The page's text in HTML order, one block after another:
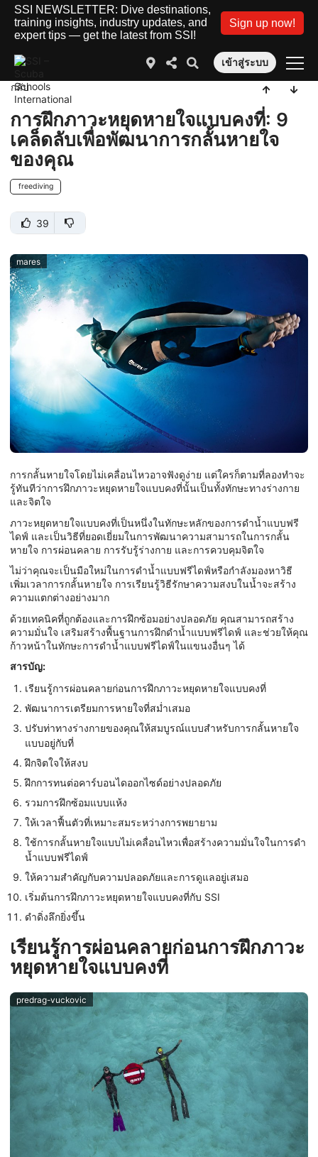
SSI NEWSLETTER: Dive destinations,
training insights, industry updates, and
expert tips — get the latest from SSI!
Sign up now!
เข้าสู่ระบบ
กลับ
การฝึกภาวะหยุดหายใจแบบคงที่: 9
เคล็ดลับเพื่อพัฒนาการกลั้นหายใจ
ของคุณ
freediving
39
mares
การกลั้นหายใจโดยไม่เคลื่อนไหวอาจฟังดูง่าย แต่ใครก็ตามที่ลองทำจะ
รู้ทันทีว่าการฝึกภาวะหยุดหายใจแบบคงที่นั้นเป็นทั้งทักษะทางร่างกาย
และจิตใจ
ภาวะหยุดหายใจแบบคงที่เป็นหนึ่งในทักษะหลักของการดำน้ำแบบฟรี
ไดฟ์ และเป็นวิธีที่ยอดเยี่ยมในการพัฒนาความสามารถในการกลั้น
หายใจ การผ่อนคลาย การรับรู้ร่างกาย และการควบคุมจิตใจ
ไม่ว่าคุณจะเป็นมือใหม่ในการดำน้ำแบบฟรีไดฟ์หรือกำลังมองหาวิธี
เพิ่มเวลาการกลั้นหายใจ การเรียนรู้วิธีรักษาความสงบในน้ำจะสร้าง
ความแตกต่างอย่างมาก
ด้วยเทคนิคที่ถูกต้องและการฝึกซ้อมอย่างปลอดภัย คุณสามารถสร้าง
ความมั่นใจ เสริมสร้างพื้นฐานการฝึกดำน้ำแบบฟรีไดฟ์ และช่วยให้คุณ
ก้าวหน้าในทักษะการดำน้ำแบบฟรีไดฟ์ในแขนงอื่นๆ ได้
สารบัญ:
เรียนรู้การผ่อนคลายก่อนการฝึกภาวะหยุดหายใจแบบคงที่
พัฒนาการเตรียมการหายใจที่สม่ำเสมอ
ปรับท่าทางร่างกายของคุณให้สมบูรณ์แบบสำหรับการกลั้นหายใจ
แบบอยู่กับที่
ฝึกจิตใจให้สงบ
ฝึกการทนต่อคาร์บอนไดออกไซด์อย่างปลอดภัย
รวมการฝึกซ้อมแบบแห้ง
ให้เวลาฟื้นตัวที่เหมาะสมระหว่างการพยายาม
ใช้การกลั้นหายใจแบบไม่เคลื่อนไหวเพื่อสร้างความมั่นใจในการดำ
น้ำแบบฟรีไดฟ์
ให้ความสำคัญกับความปลอดภัยและการดูแลอยู่เสมอ
เริ่มต้นการฝึกภาวะหยุดหายใจแบบคงที่กับ SSI
ดำดิ่งลึกยิ่งขึ้น
เรียนรู้การผ่อนคลายก่อนการฝึกภาวะ
หยุดหายใจแบบคงที่
predrag-vuckovic